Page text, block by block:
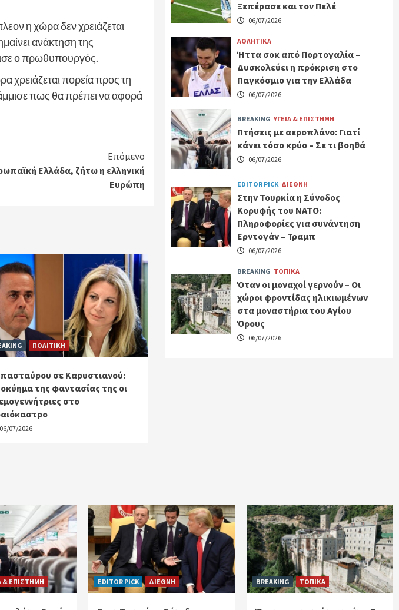
η χώρα δεν χρειάζεται
ανάκτηση της
ο πρωθυπουργός.
χρειάζεται πορεία προς τη
πως θα πρέπει να αφορά
Επόμενο
Ελλάδα, ζήτω η ελληνική
Ευρώπη
ΠΟΛΙΤΙΚΗ
σε Καρυστιανού:
της φαντασίας της οι
στο
06/07/2026
Ξεπέρασε και τον Πελέ
06/07/2026
ΑΘΛΗΤΙΚΑ
Ήττα σοκ από Πορτογαλία –
Δυσκολεύει η πρόκριση στο
Παγκόσμιο για την Ελλάδα
06/07/2026
BREAKING ΥΓΕΙΑ & ΕΠΙΣΤΗΜΗ
Πτήσεις με αεροπλάνο: Γιατί
κάνει τόσο κρύο – Σε τι βοηθά
06/07/2026
EDITOR PICK ΔΙΕΘΝΗ
Στην Τουρκία η Σύνοδος
Κορυφής του ΝΑΤΟ:
Πληροφορίες για συνάντηση
Ερντογάν – Τραμπ
06/07/2026
BREAKING ΤΟΠΙΚΑ
Όταν οι μοναχοί γερνούν – Οι
χώροι φροντίδας ηλικιωμένων
στα μοναστήρια του Αγίου
Όρους
06/07/2026
& ΕΠΙΣΤΗΜΗ EDITOR PICK ΔΙΕΘΝΗ BREAKING ΤΟΠΙΚΑ